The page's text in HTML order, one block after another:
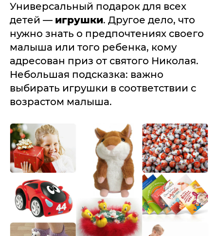
Универсальный подарок для всех
детей — игрушки. Другое дело, что
нужно знать о предпочтениях своего
малыша или того ребенка, кому
адресован приз от святого Николая.
Небольшая подсказка: важно
выбирать игрушки в соответствии с
возрастом малыша.